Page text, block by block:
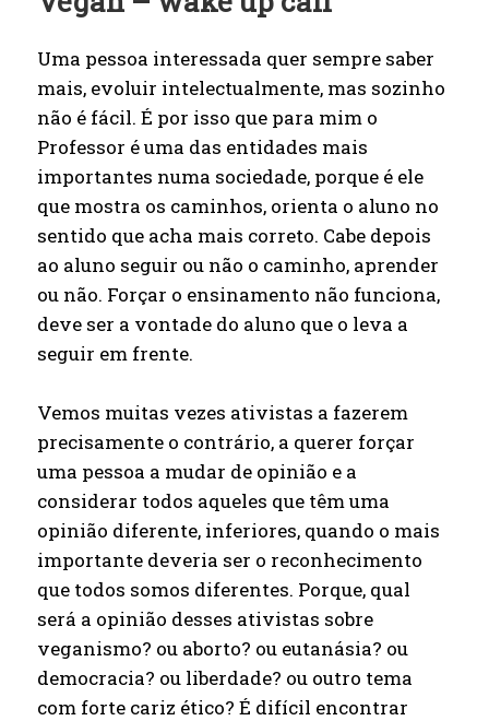
Uma pessoa interessada quer sempre saber
mais, evoluir intelectualmente, mas sozinho
não é fácil. É por isso que para mim o
Professor é uma das entidades mais
importantes numa sociedade, porque é ele
que mostra os caminhos, orienta o aluno no
sentido que acha mais correto. Cabe depois
ao aluno seguir ou não o caminho, aprender
ou não. Forçar o ensinamento não funciona,
deve ser a vontade do aluno que o leva a
seguir em frente.
Vemos muitas vezes ativistas a fazerem
precisamente o contrário, a querer forçar
uma pessoa a mudar de opinião e a
considerar todos aqueles que têm uma
opinião diferente, inferiores, quando o mais
importante deveria ser o reconhecimento
que todos somos diferentes. Porque, qual
será a opinião desses ativistas sobre
veganismo? ou aborto? ou eutanásia? ou
democracia? ou liberdade? ou outro tema
com forte cariz ético? É difícil encontrar